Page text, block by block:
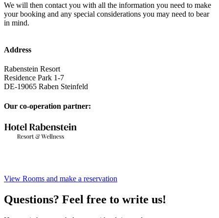
We will then contact you with all the information you need to make
your booking and any special considerations you may need to bear
in mind.
Address
Rabenstein Resort
Residence Park 1-7
DE-19065 Raben Steinfeld
Our co-operation partner:
View Rooms and make a reservation
Questions? Feel free to write us!